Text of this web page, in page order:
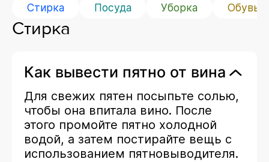
Стирка Посуда Уборка Обувь
Стирка
Как вывести пятно от вина
Для свежих пятен посыпьте солью,
чтобы она впитала вино. После
этого промойте пятно холодной
водой, а затем постирайте вещь с
использованием пятновыводителя.